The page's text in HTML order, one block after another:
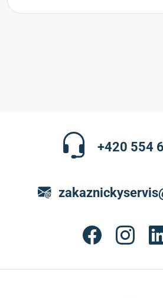
+420 554